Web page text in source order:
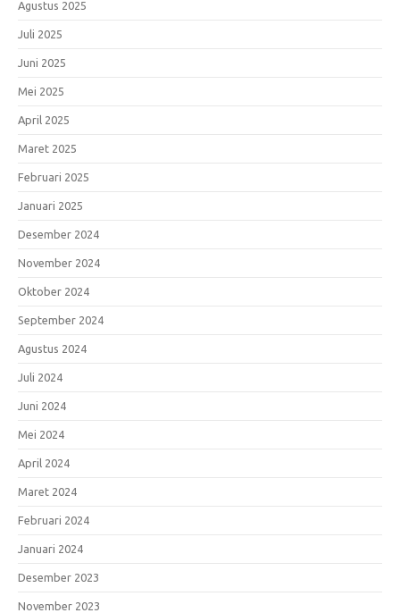
Agustus 2025
Juli 2025
Juni 2025
Mei 2025
April 2025
Maret 2025
Februari 2025
Januari 2025
Desember 2024
November 2024
Oktober 2024
September 2024
Agustus 2024
Juli 2024
Juni 2024
Mei 2024
April 2024
Maret 2024
Februari 2024
Januari 2024
Desember 2023
November 2023